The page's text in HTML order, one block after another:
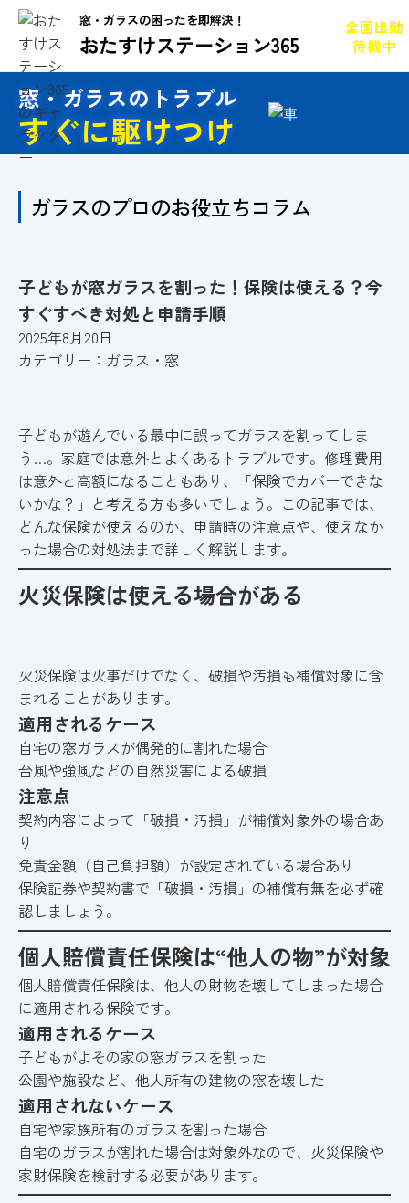
窓・ガラスの困ったを即解決！
おたすけステーション365
全国出動
待機中
窓・ガラスのトラブル
すぐに駆けつけ
ガラスのプロのお役立ちコラム
子どもが窓ガラスを割った！保険は使える？今
すぐすべき対処と申請手順
2025年8月20日
カテゴリー： ガラス・窓
子どもが遊んでいる最中に誤ってガラスを割ってしま
う…。家庭では意外とよくあるトラブルです。修理費用
は意外と高額になることもあり、「保険でカバーできな
いかな？」と考える方も多いでしょう。この記事では、
どんな保険が使えるのか、申請時の注意点や、使えなか
った場合の対処法まで詳しく解説します。
火災保険は使える場合がある
火災保険は火事だけでなく、破損や汚損も補償対象に含
まれることがあります。
適用されるケース
自宅の窓ガラスが偶発的に割れた場合
台風や強風などの自然災害による破損
注意点
契約内容によって「破損・汚損」が補償対象外の場合あ
り
免責金額（自己負担額）が設定されている場合あり
保険証券や契約書で「破損・汚損」の補償有無を必ず確
認しましょう。
個人賠償責任保険は“他人の物”が対象
個人賠償責任保険は、他人の財物を壊してしまった場合
に適用される保険です。
適用されるケース
子どもがよその家の窓ガラスを割った
公園や施設など、他人所有の建物の窓を壊した
適用されないケース
自宅や家族所有のガラスを割った場合
自宅のガラスが割れた場合は対象外なので、火災保険や
家財保険を検討する必要があります。